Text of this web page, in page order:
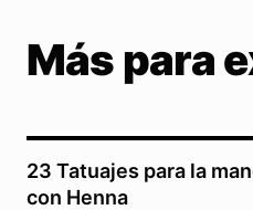
Más para
23 Tatuajes para la
con Henna